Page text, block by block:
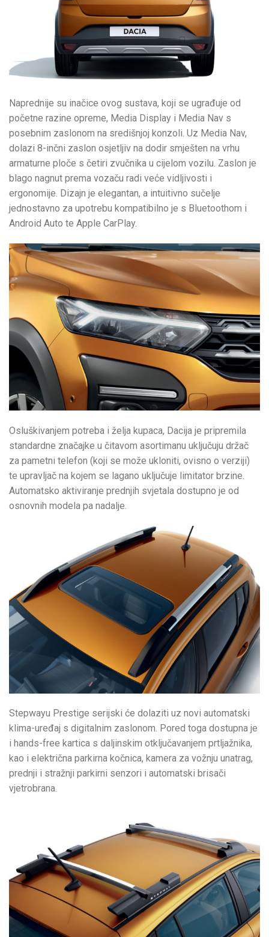
Naprednije su inačice ovog sustava, koji se ugrađuje od
početne razine opreme, Media Display i Media Nav s
posebnim zaslonom na središnjoj konzoli. Uz Media Nav,
dolazi 8-inčni zaslon osjetljiv na dodir smješten na vrhu
armaturne ploče s četiri zvučnika u cijelom vozilu. Zaslon je
blago nagnut prema vozaču radi veće vidljivosti i
ergonomije. Dizajn je elegantan, a intuitivno sučelje
jednostavno za upotrebu kompatibilno je s Bluetoothom i
Android Auto te Apple CarPlay.
Osluškivanjem potreba i želja kupaca, Dacija je pripremila
standardne značajke u čitavom asortimanu uključuju držač
za pametni telefon (koji se može ukloniti, ovisno o verziji)
te upravljač na kojem se lagano uključuje limitator brzine.
Automatsko aktiviranje prednjih svjetala dostupno je od
osnovnih modela pa nadalje.
Stepwayu Prestige serijski će dolaziti uz novi automatski
klima-uređaj s digitalnim zaslonom. Pored toga dostupna je
i hands-free kartica s daljinskim otključavanjem prtljažnika,
kao i električna parkirna kočnica, kamera za vožnju unatrag,
prednji i stražnji parkirni senzori i automatski brisači
vjetrobrana.